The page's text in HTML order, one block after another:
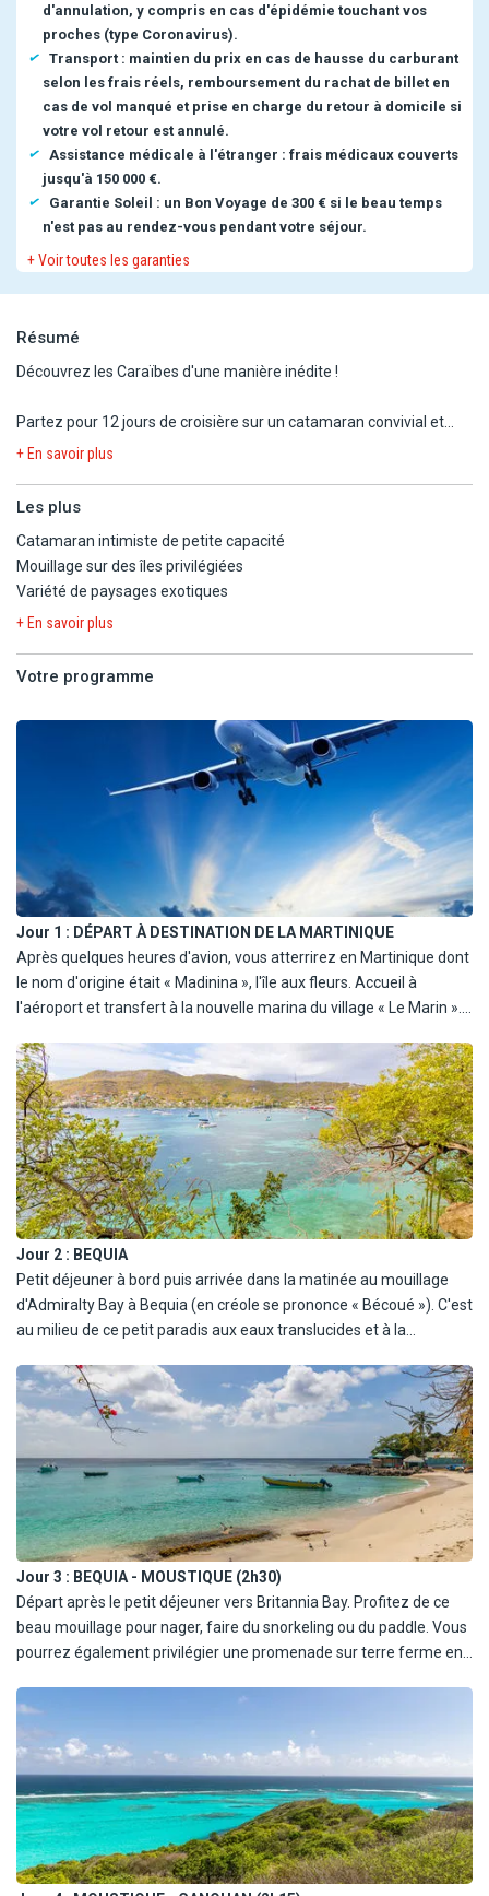
d'annulation, y compris en cas d'épidémie touchant vos
proches (type Coronavirus).
Transport : maintien du prix en cas de hausse du carburant
selon les frais réels, remboursement du rachat de billet en
cas de vol manqué et prise en charge du retour à domicile si
votre vol retour est annulé.
Assistance médicale à l'étranger : frais médicaux couverts
jusqu'à 150 000 €.
Garantie Soleil : un Bon Voyage de 300 € si le beau temps
n'est pas au rendez-vous pendant votre séjour.
+ Voir toutes les garanties
Résumé
Découvrez les Caraïbes d'une manière inédite !
Partez pour 12 jours de croisière sur un catamaran convivial et
profitez de paysages exotiques époustouflants : plongez et nagez
multicolores et la vue sur des coraux exceptionnels, visitez des îles
Poursuivez avec 4 nuits à l'hôtel Karibea Sainte-Luce 3*.
+ En savoir plus
Les plus
Catamaran intimiste de petite capacité
Mouillage sur des îles privilégiées
Variété de paysages exotiques
+ En savoir plus
Votre programme
Jour 1 : DÉPART À DESTINATION DE LA MARTINIQUE
Après quelques heures d'avion, vous atterrirez en Martinique dont
le nom d'origine était « Madinina », l'île aux fleurs. Accueil à
l'aéroport et transfert à la nouvelle marina du village « Le Marin ».
Arrivée à bord, présentation de votre équipage, skipper et marin
cuisinier(ère), et installation dans votre cabine. Ensuite, le
capitaine vous donnera toutes les informations sur la croisière
avec un cocktail de bienvenue puis apéritif dinatoire.
Embarquement à 18h, navigation jusqu'à Bequia en longeant
successivement les côtes de Sainte-Lucie et de Saint-Vincent
(13h).
Jour 2 : BEQUIA
Petit déjeuner à bord puis arrivée dans la matinée au mouillage
d'Admiralty Bay à Bequia (en créole se prononce « Bécoué »). C'est
au milieu de ce petit paradis aux eaux translucides et à la
capitaine effectuera les formalités d'entrée dans les Grenadines.
Déjeuner, dîner et nuit à bord.
En option : découverte de l'île en taxi local, environ 2h30.
Jour 3 : BEQUIA - MOUSTIQUE (2h30)
Départ après le petit déjeuner vers Britannia Bay. Profitez de ce
beau mouillage pour nager, faire du snorkeling ou du paddle. Vous
pourrez également privilégier une promenade sur terre ferme en
sable blanc ou en sirotant un cocktail au fameux Basil's Bar les
pieds dans l'eau. Déjeuner, dîner et nuit à bord.